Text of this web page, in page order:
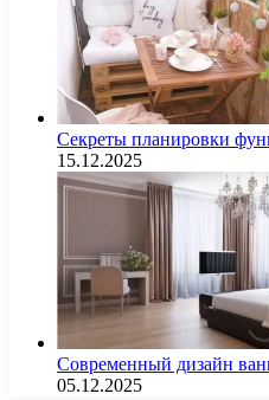
Секреты планировки
15.12.2025
Современный дизайн
05.12.2025